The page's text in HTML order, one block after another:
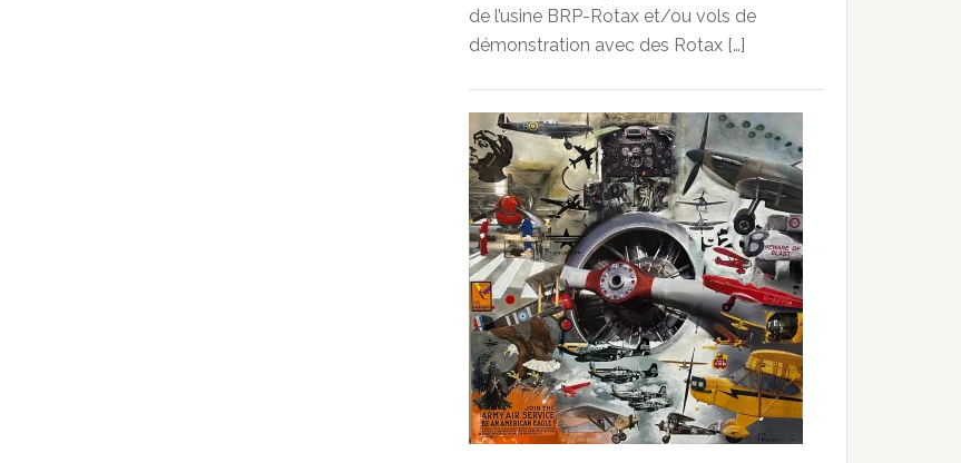
de l’usine BRP-Rotax et/ou vols de
démonstration avec des Rotax […]